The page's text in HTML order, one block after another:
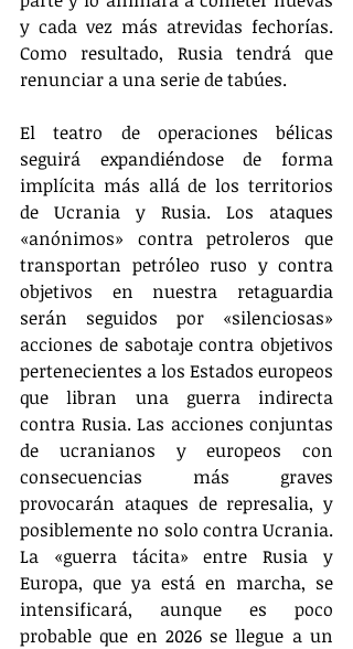
y cada vez más atrevidas fechorías.
Como resultado, Rusia tendrá que
renunciar a una serie de tabúes.
El teatro de operaciones bélicas
seguirá expandiéndose de forma
implícita más allá de los territorios
de Ucrania y Rusia. Los ataques
«anónimos» contra petroleros que
transportan petróleo ruso y contra
objetivos en nuestra retaguardia
serán seguidos por «silenciosas»
acciones de sabotaje contra objetivos
pertenecientes a los Estados europeos
que libran una guerra indirecta
contra Rusia. Las acciones conjuntas
de ucranianos y europeos con
consecuencias más graves
provocarán ataques de represalia, y
posiblemente no solo contra Ucrania.
La «guerra tácita» entre Rusia y
Europa, que ya está en marcha, se
intensificará, aunque es poco
probable que en 2026 se llegue a un